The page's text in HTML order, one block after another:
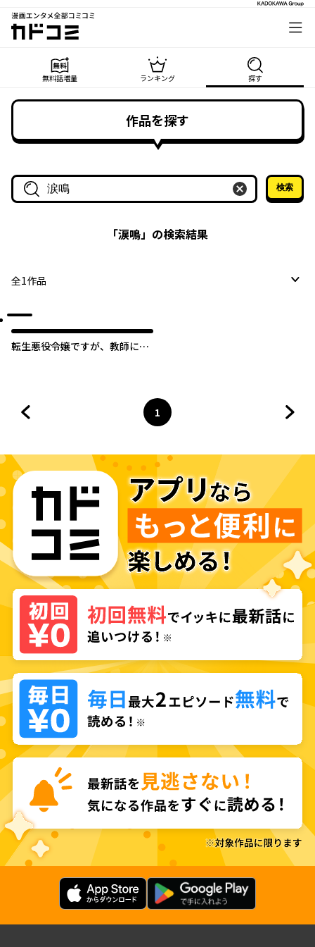
漫画エンタメ全部コミコミ
カドコミ
無料話増量 ランキング 探す
作品を探す
作品名・作家名で探す
検索
「涙鳴」の検索結果
全1作品
転生悪役令嬢ですが、教師にな
ページ
1
へ